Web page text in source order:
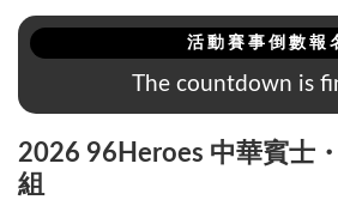
活動賽事倒數報
The countdown is
2026 96Heroes 中華賓士
組